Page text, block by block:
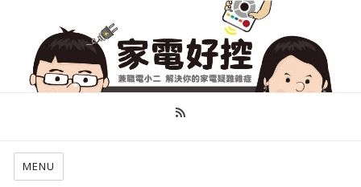
幫你做好功課，看了就知怎麼找出適合自己的家電
MENU